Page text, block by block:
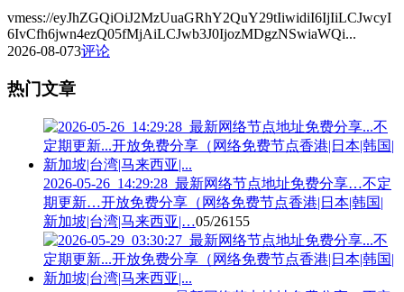
vmess://eyJhZGQiOiJ2MzUuaGRhY2QuY29tIiwidiI6IjIiLCJwcyI
6IvCfh6jwn4ezQ05fMjAiLCJwb3J0IjozMDgzNSwiaWQi...
2026-08-073评论
热门文章
2026-05-26_14:29:28_最新网络节点地址免费分享…不定
期更新…开放免费分享（网络免费节点香港|日本|韩国|
新加坡|台湾|马来西亚|…05/26155